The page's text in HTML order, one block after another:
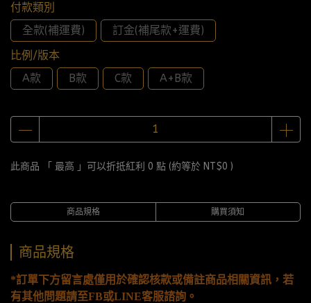
付款類別
全款(補運費)
訂金(補尾款+運費)
比例/版本
A款
B款 C款 A+B款
此商品 「 最高 」可以折抵紅利 0 點 (約等於 NT$0 )
商品規格 購買須知
商品規格
*訂單下方留言處僅用於確認核款或備註商品相關資訊，若
有其他問題請至FB或LINE客服諮詢。